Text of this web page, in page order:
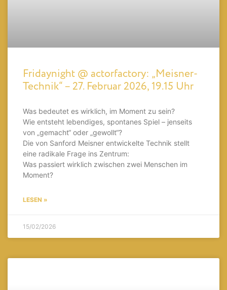
Fridaynight @ actorfactory: „Meisner-
Technik“ – 27. Februar 2026, 19.15 Uhr
Was bedeutet es wirklich, im Moment zu sein?
Wie entsteht lebendiges, spontanes Spiel – jenseits
von „gemacht“ oder „gewollt“?
Die von Sanford Meisner entwickelte Technik stellt
eine radikale Frage ins Zentrum:
Was passiert wirklich zwischen zwei Menschen im
Moment?
LESEN »
15/02/2026